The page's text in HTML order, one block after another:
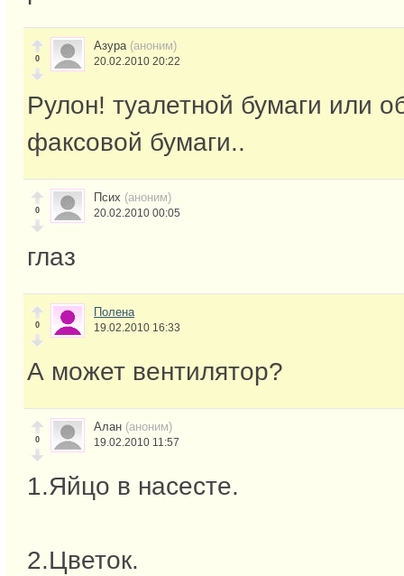
0
Азура (аноним)
20.02.2010 20:22
Рулон! туалетной бумаги или
факсовой бумаги..
0
Псих (аноним)
20.02.2010 00:05
глаз
0
Полена
19.02.2010 16:33
А может вентилятор?
0
Алан (аноним)
19.02.2010 11:57
1.Яйцо в насесте.
2.Цветок.